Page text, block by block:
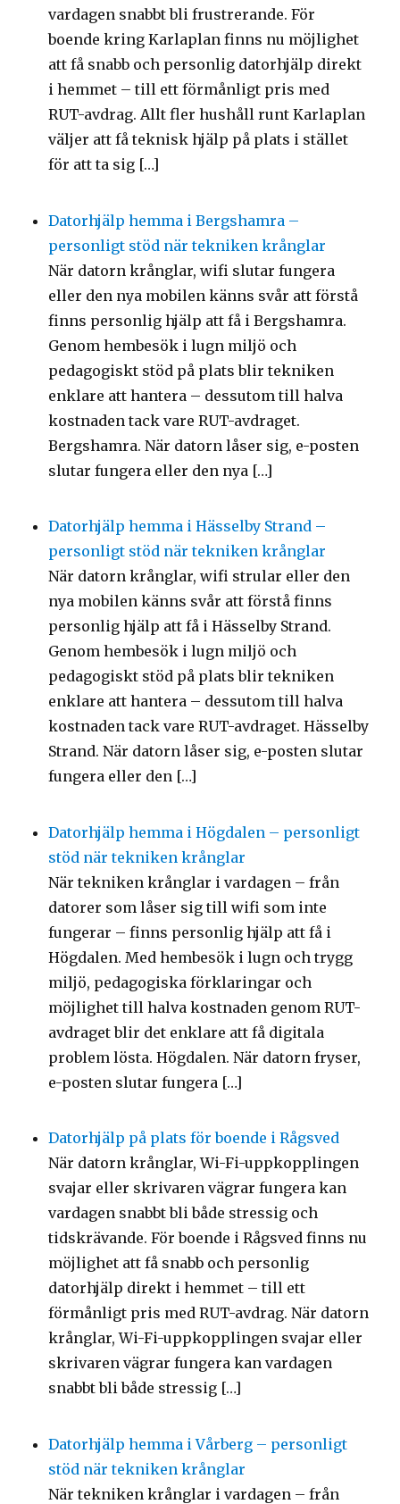
vardagen snabbt bli frustrerande. För
boende kring Karlaplan finns nu möjlighet
att få snabb och personlig datorhjälp direkt
i hemmet – till ett förmånligt pris med
RUT-avdrag. Allt fler hushåll runt Karlaplan
väljer att få teknisk hjälp på plats i stället
för att ta sig […]
Datorhjälp hemma i Bergshamra –
personligt stöd när tekniken krånglar
När datorn krånglar, wifi slutar fungera
eller den nya mobilen känns svår att förstå
finns personlig hjälp att få i Bergshamra.
Genom hembesök i lugn miljö och
pedagogiskt stöd på plats blir tekniken
enklare att hantera – dessutom till halva
kostnaden tack vare RUT-avdraget.
Bergshamra. När datorn låser sig, e-posten
slutar fungera eller den nya […]
Datorhjälp hemma i Hässelby Strand –
personligt stöd när tekniken krånglar
När datorn krånglar, wifi strular eller den
nya mobilen känns svår att förstå finns
personlig hjälp att få i Hässelby Strand.
Genom hembesök i lugn miljö och
pedagogiskt stöd på plats blir tekniken
enklare att hantera – dessutom till halva
kostnaden tack vare RUT-avdraget. Hässelby
Strand. När datorn låser sig, e-posten slutar
fungera eller den […]
Datorhjälp hemma i Högdalen – personligt
stöd när tekniken krånglar
När tekniken krånglar i vardagen – från
datorer som låser sig till wifi som inte
fungerar – finns personlig hjälp att få i
Högdalen. Med hembesök i lugn och trygg
miljö, pedagogiska förklaringar och
möjlighet till halva kostnaden genom RUT-
avdraget blir det enklare att få digitala
problem lösta. Högdalen. När datorn fryser,
e-posten slutar fungera […]
Datorhjälp på plats för boende i Rågsved
När datorn krånglar, Wi-Fi-uppkopplingen
svajar eller skrivaren vägrar fungera kan
vardagen snabbt bli både stressig och
tidskrävande. För boende i Rågsved finns nu
möjlighet att få snabb och personlig
datorhjälp direkt i hemmet – till ett
förmånligt pris med RUT-avdrag. När datorn
krånglar, Wi-Fi-uppkopplingen svajar eller
skrivaren vägrar fungera kan vardagen
snabbt bli både stressig […]
Datorhjälp hemma i Vårberg – personligt
stöd när tekniken krånglar
När tekniken krånglar i vardagen – från